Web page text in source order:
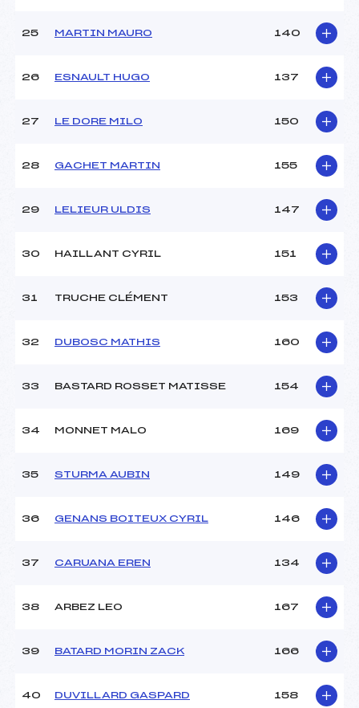
25 MARTIN MAURO 140
26 ESNAULT HUGO 137
27 LE DORE MILO 150
28 GACHET MARTIN 155
29 LELIEUR ULDIS 147
30 HAILLANT CYRIL 151
31 TRUCHE CLÉMENT 153
32 DUBOSC MATHIS 160
33 BASTARD ROSSET MATISSE 154
34 MONNET MALO 169
35 STURMA AUBIN 149
36 GENANS BOITEUX CYRIL 146
37 CARUANA EREN 134
38 ARBEZ LEO 167
39 BATARD MORIN ZACK 166
40 DUVILLARD GASPARD 158